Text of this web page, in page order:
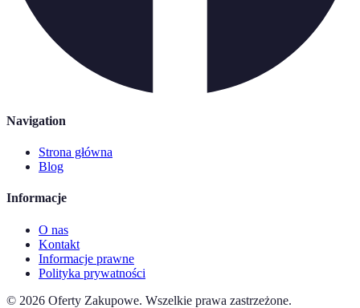
Navigation
Strona główna
Blog
Informacje
O nas
Kontakt
Informacje prawne
Polityka prywatności
© 2026 Oferty Zakupowe. Wszelkie prawa zastrzeżone.